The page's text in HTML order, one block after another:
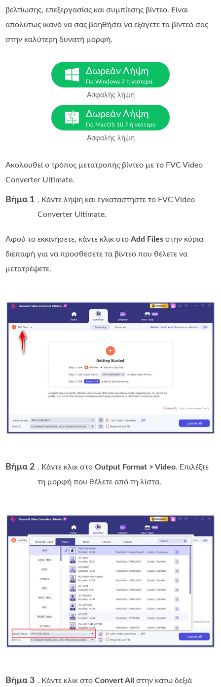
βελτίωσης, επεξεργασίας και συμπίεσης βίντεο. Είναι
απολύτως ικανό να σας βοηθήσει να εξάγετε τα βίντεό σας
στην καλύτερη δυνατή μορφή.
Δωρεάν Λήψη
Για Windows 7 ή νεότερα
Ασφαλής λήψη
Δωρεάν Λήψη
Για MacOS 10.7 ή νεότερο
Ασφαλής λήψη
Ακολουθεί ο τρόπος μετατροπής βίντεο με το FVC Video
Converter Ultimate.
Βήμα 1 . Κάντε λήψη και εγκαταστήστε το FVC Video
Converter Ultimate.
Αφού το εκκινήσετε, κάντε κλικ στοAdd Files στην κύρια
διεπαφή για να προσθέσετε τα βίντεο που θέλετε να
μετατρέψετε.
Βήμα 2 . Κάντε κλικ στοOutput Format > Video. Επιλέξτε
τη μορφή που θέλετε από τη λίστα.
Βήμα 3 . Κάντε κλικ στοConvert All στην κάτω δεξιά